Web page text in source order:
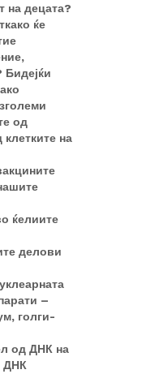
на децата?
ќе
Бидејќи
од
клетките на
ќелиите
делови
–
голги-
од ДНК на
ДНК